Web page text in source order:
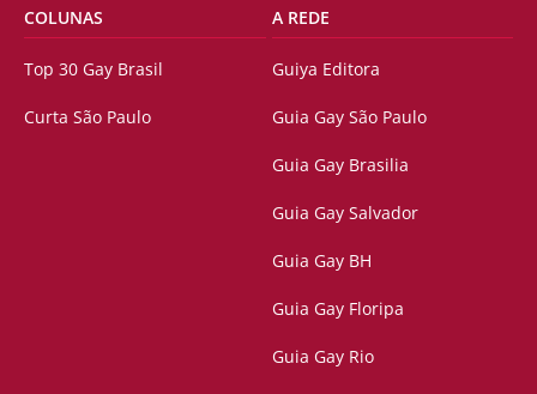
COLUNAS
Top 30 Gay Brasil
Curta São Paulo
A REDE
Guiya Editora
Guia Gay São Paulo
Guia Gay Brasilia
Guia Gay Salvador
Guia Gay BH
Guia Gay Floripa
Guia Gay Rio